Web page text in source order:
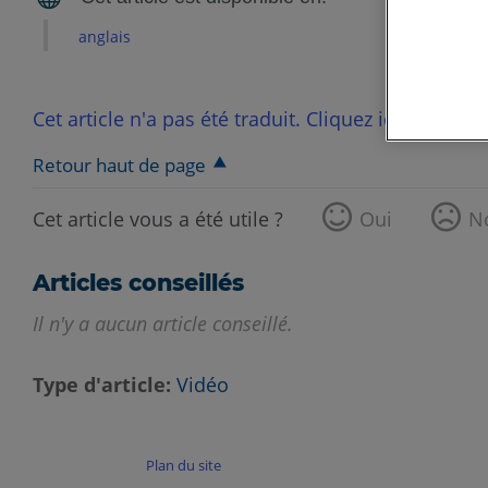
anglais
Cet article n'a pas été traduit. Cliquez ici pour
Retour haut de page
Cet article vous a été utile ? Oui
Articles conseillés
Il n'y a aucun article conseillé.
Type d'article Vidéo
Plan du site